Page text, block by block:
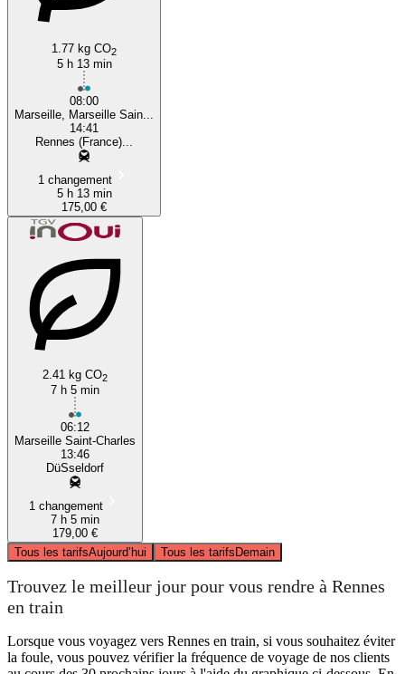
1.77 kg CO2
5 h 13 min
08:00
Marseille, Marseille Sain...
14:41
Rennes (France)...
1 changement
5 h 13 min
175,00 €
2.41 kg CO2
7 h 5 min
06:12
Marseille Saint-Charles
13:46
DüSseldorf
1 changement
7 h 5 min
179,00 €
Tous les tarifsAujourd’hui Tous les tarifsDemain
Trouvez le meilleur jour pour vous rendre à Rennes
en train
Lorsque vous voyagez vers Rennes en train, si vous souhaitez éviter
la foule, vous pouvez vérifier la fréquence de voyage de nos clients